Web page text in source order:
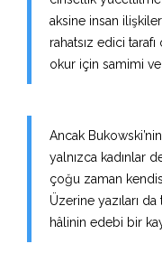
aksine insan
rahatsız edici
okur için samimi ve
Ancak
yalnızca kadınlar
çoğu zaman
Üzerine yazıları
hâlinin edebi bir